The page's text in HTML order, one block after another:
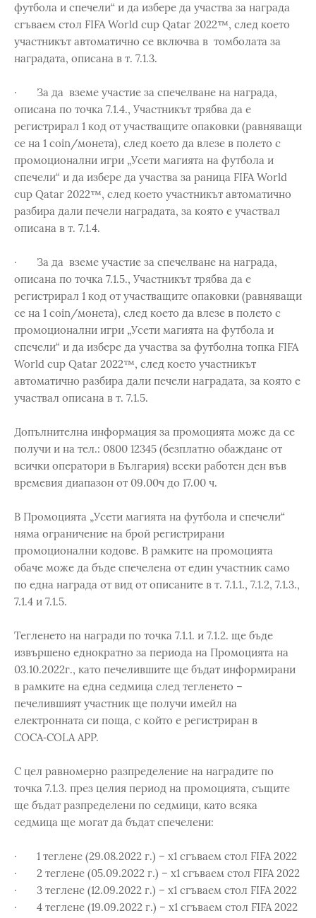
футбола и спечели“ и да избере да участва за награда
сгъваем стол FIFA World cup Qatar 2022™, след което
участникът автоматично се включва в томболата за
наградата, описана в т. 7.1.3.
· За да вземе участие за спечелване на награда,
описана по точка 7.1.4., Участникът трябва да е
регистрирал 1 код от участващите опаковки (равняващи
се на 1 coin/монетa), след което да влезе в полето с
промоционални игри „Усети магията на футбола и
спечели“ и да избере да участва за раница FIFA World
cup Qatar 2022™, след което участникът автоматично
разбира дали печели наградата, за която е участвал
описана в т. 7.1.4.
· За да вземе участие за спечелване на награда,
описана по точка 7.1.5., Участникът трябва да е
регистрирал 1 код от участващите опаковки (равняващи
се на 1 coin/монетa), след което да влезе в полето с
промоционални игри „Усети магията на футбола и
спечели“ и да избере да участва за футболна топка FIFA
World cup Qatar 2022™, след което участникът
автоматично разбира дали печели наградата, за която е
участвал описана в т. 7.1.5.
Допълнителна информация за промоцията може да се
получи и на тел.: 0800 12345 (безплатно обаждане от
всички оператори в България) всеки работен ден във
времевия диапазон от 09.00ч до 17.00 ч.
В Промоцията „Усети магията на футбола и спечели“
няма ограничение на брой регистрирани
промоционални кодове. В рамките на промоцията
обаче може да бъде спечелена от един участник само
по една награда от вид от описаните в т. 7.1.1., 7.1.2, 7.1.3.,
7.1.4 и 7.1.5.
Тегленето на награди по точка 7.1.1. и 7.1.2. ще бъде
извършено еднократно за периода на Промоцията на
03.10.2022г., като печелившите ще бъдат информирани
в рамките на една седмица след тегленето –
печелившият участник ще получи имейл на
електронната си поща, с който е регистриран в
COCA‑COLA APP.
С цел равномерно разпределение на наградите по
точка 7.1.3. през целия период на промоцията, същите
ще бъдат разпределени по седмици, като всяка
седмица ще могат да бъдат спечелени:
· 1 теглене (29.08.2022 г.) – х1 сгъваем стол FIFA 2022
· 2 теглене (05.09.2022 г.) – х1 сгъваем стол FIFA 2022
· 3 теглене (12.09.2022 г.) – х1 сгъваем стол FIFA 2022
· 4 теглене (19.09.2022 г.) – х1 сгъваем стол FIFA 2022